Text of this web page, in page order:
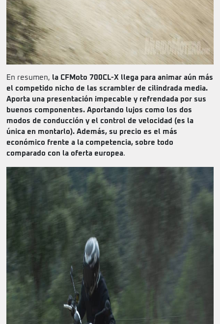
En resumen, la CFMoto 700CL-X llega para animar aún más
el competido nicho de las scrambler de cilindrada media.
Aporta una presentación impecable y refrendada por sus
buenos componentes. Aportando lujos como los dos
modos de conducción y el control de velocidad (es la
única en montarlo). Además, su precio es el más
económico frente a la competencia, sobre todo
comparado con la oferta europea.